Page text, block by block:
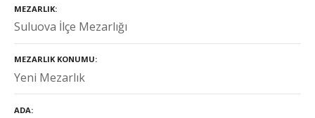
MEZARLIK
Suluova İlçe Mezarlığı
MEZARLIK KONUMU
Yeni Mezarlık
ADA